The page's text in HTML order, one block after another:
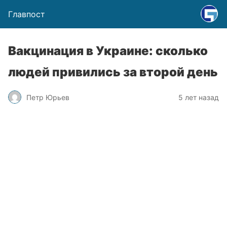
Главпост
Вакцинация в Украине: сколько
людей привились за второй день
Петр Юрьев 5 лет назад